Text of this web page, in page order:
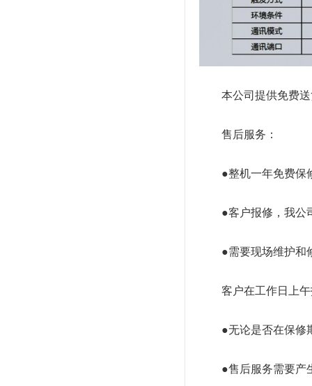
本公司提供免费
售后服务：
●整机一年免费保
●客户报修，我公
●需要现场维护和
客户在工作日上
●无论是否在保修
●售后服务需要产